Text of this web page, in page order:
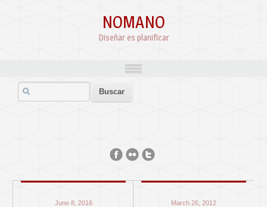
NOMANO
Diseñar es planificar
June 8, 2016 March 26, 2012